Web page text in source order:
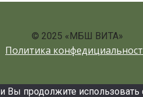
© 2025 «МБШ ВИТА»
Политика
продолжите использовать